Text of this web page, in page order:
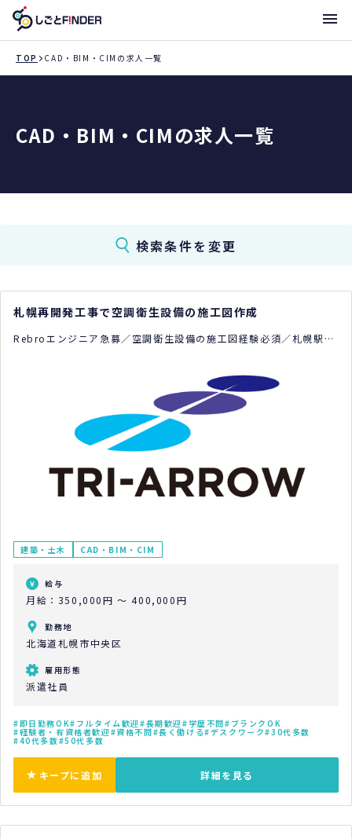
メニ
働き方・サポート体制一覧
支店一覧
TOP CAD・BIM・CIMの求人一覧
CAD・BIM・CIMの求人一覧
検索条件を変更
札幌再開発工事で空調衛生設備の施工図作成
Rebroエンジニア急募／空調衛生設備の施工図経験必須／札幌駅南
建築・土木 CAD・BIM・CIM
給与
月給：350,000円 ～ 400,000円
勤務地
北海道札幌市中央区
雇用形態
派遣社員
即日勤務OK フルタイム歓迎 長期歓迎 学歴不問 ブランクOK
経験者・有資格者歓迎 資格不問 長く働ける デスクワーク 30代多数
40代多数 50代多数
キープに追加 詳細を見る